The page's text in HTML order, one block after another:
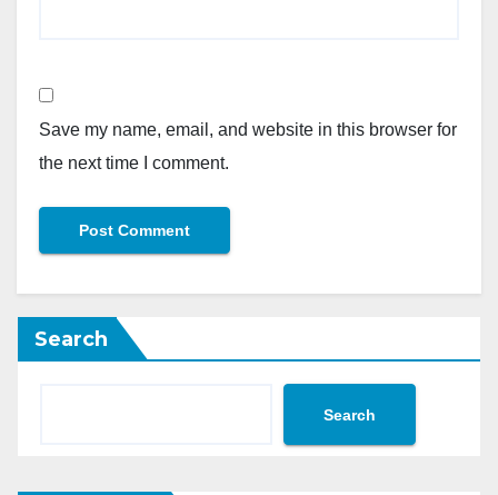
Save my name, email, and website in this browser for
the next time I comment.
Search
Search